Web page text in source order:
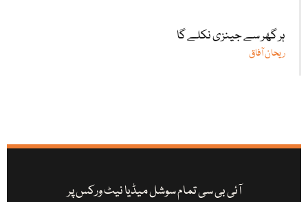
ہر گھر سے جینزی نکلے گا
ریحان آفاق
آئی بی سی تمام سوشل میڈیا نیٹ ورکس پر